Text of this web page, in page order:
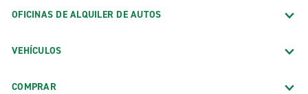
OFICINAS DE ALQUILER DE AUTOS
VEHÍCULOS
COMPRAR